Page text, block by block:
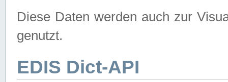
Diese Daten werden auch zur
genutzt.
EDIS Dict-API